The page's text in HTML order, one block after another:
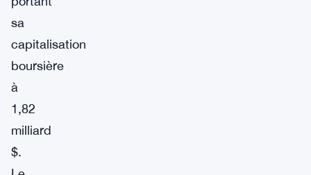
sa
capitalisation
boursière
à
1,82
milliard
$.